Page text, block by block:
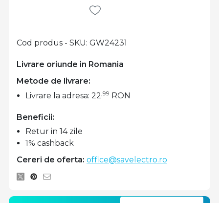
Livrare oriunde in Romania
Cod produs - SKU GW24231
Metode de livrare:
Livrare la adresa: 22,99 RON
Beneficii:
Retur in 14 zile
1% cashback
Cereri de oferta: office@savelectro.ro